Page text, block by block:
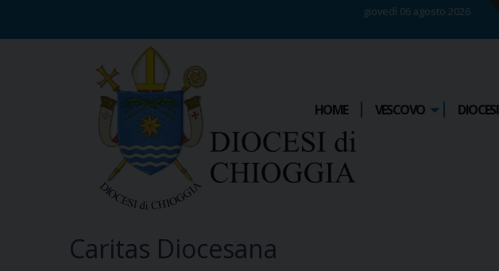
giovedì 06 agosto 2026
HOME VESCOVO DIOCESI
Caritas Diocesana